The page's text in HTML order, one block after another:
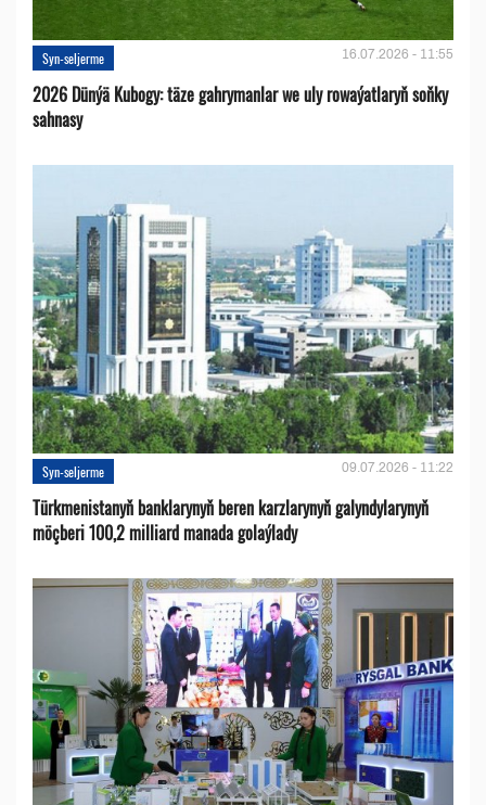
Syn-seljerme 16.07.2026 - 11:55
2026 Dünýä Kubogy: täze gahrymanlar we uly rowaýatlaryň soňky
sahnasy
Syn-seljerme 09.07.2026 - 11:22
Türkmenistanyň banklarynyň beren karzlarynyň galyndylarynyň
möçberi 100,2 milliard manada golaýlady